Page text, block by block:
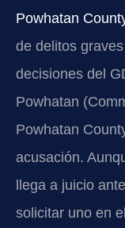
Powhatan
de delitos
decisiones del
Powhatan
Powhatan
acusación.
llega a juicio
solicitar uno en